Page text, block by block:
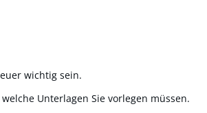
wichtig sein.
Unterlagen Sie vorlegen müssen.